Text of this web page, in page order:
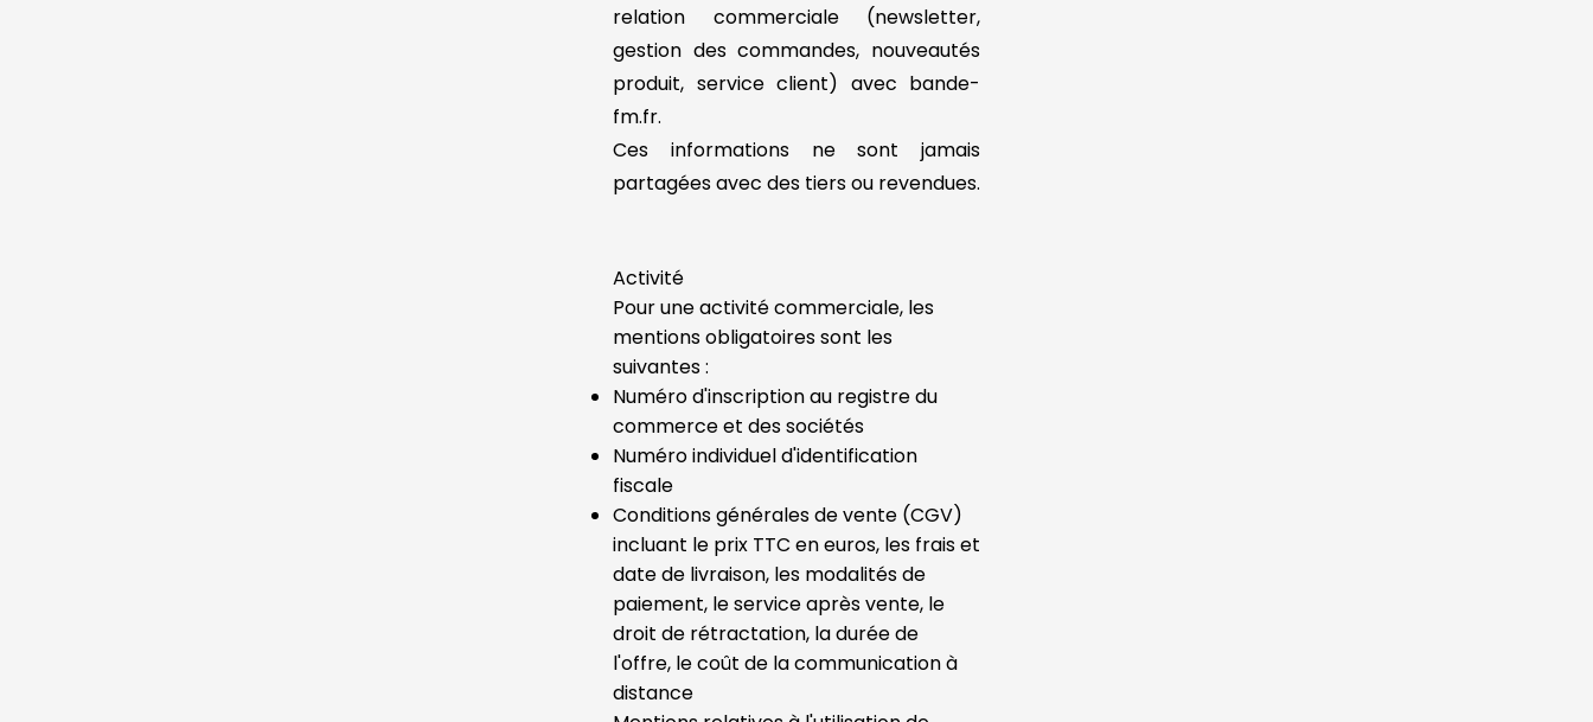
relation commerciale (newsletter,
gestion des commandes, nouveautés
produit, service client) avec bande-
fm.fr.
Ces informations ne sont jamais
partagées avec des tiers ou revendues.
Activité
Pour une activité commerciale, les
mentions obligatoires sont les
suivantes :
Numéro d'inscription au registre du
commerce et des sociétés
Numéro individuel d'identification
fiscale
Conditions générales de vente (CGV)
incluant le prix TTC en euros, les frais et
date de livraison, les modalités de
paiement, le service après vente, le
droit de rétractation, la durée de
l'offre, le coût de la communication à
distance